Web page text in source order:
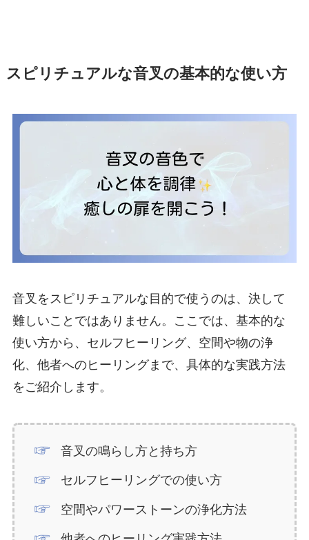
スピリチュアルな音叉の基本的な使い方
音叉をスピリチュアルな目的で使うのは、決して
難しいことではありません。ここでは、基本的な
使い方から、セルフヒーリング、空間や物の浄
化、他者へのヒーリングまで、具体的な実践方法
をご紹介します。
音叉の鳴らし方と持ち方
セルフヒーリングでの使い方
空間やパワーストーンの浄化方法